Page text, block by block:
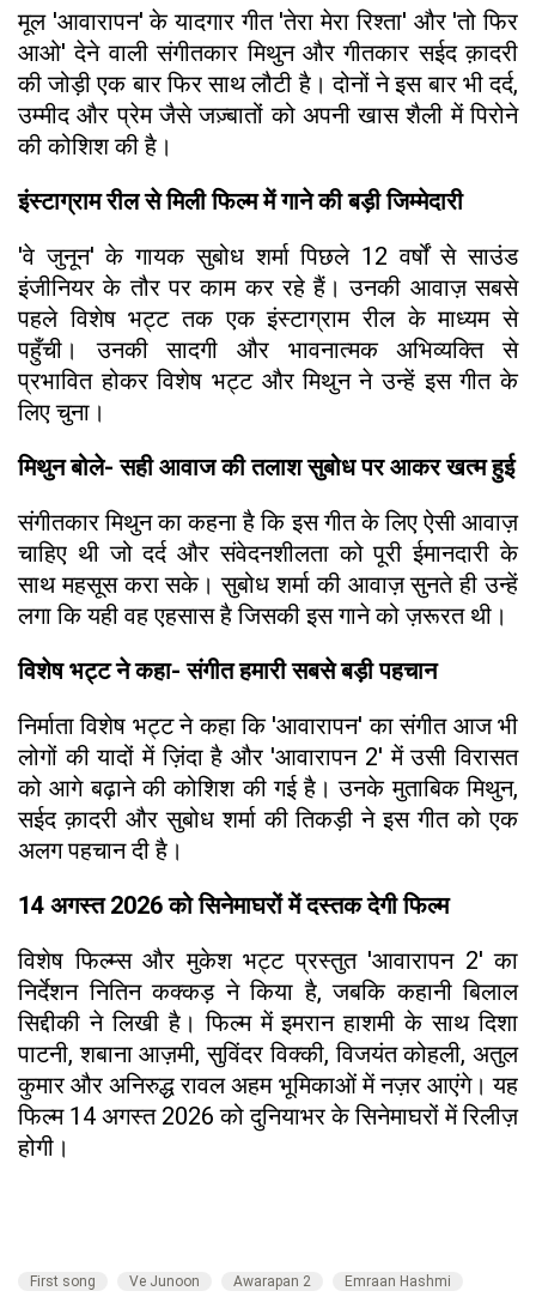
मूल 'आवारापन' के यादगार गीत 'तेरा मेरा रिश्ता' और 'तो फिर
आओ' देने वाली संगीतकार मिथुन और गीतकार सईद क़ादरी
की जोड़ी एक बार फिर साथ लौटी है। दोनों ने इस बार भी दर्द,
उम्मीद और प्रेम जैसे जज़्बातों को अपनी खास शैली में पिरोने
की कोशिश की है।
इंस्टाग्राम रील से मिली फिल्म में गाने की बड़ी जिम्मेदारी
'वे जुनून' के गायक सुबोध शर्मा पिछले 12 वर्षों से साउंड
इंजीनियर के तौर पर काम कर रहे हैं। उनकी आवाज़ सबसे
पहले विशेष भट्ट तक एक इंस्टाग्राम रील के माध्यम से
पहुँची। उनकी सादगी और भावनात्मक अभिव्यक्ति से
प्रभावित होकर विशेष भट्ट और मिथुन ने उन्हें इस गीत के
लिए चुना।
मिथुन बोले- सही आवाज की तलाश सुबोध पर आकर खत्म हुई
संगीतकार मिथुन का कहना है कि इस गीत के लिए ऐसी आवाज़
चाहिए थी जो दर्द और संवेदनशीलता को पूरी ईमानदारी के
साथ महसूस करा सके। सुबोध शर्मा की आवाज़ सुनते ही उन्हें
लगा कि यही वह एहसास है जिसकी इस गाने को ज़रूरत थी।
विशेष भट्ट ने कहा- संगीत हमारी सबसे बड़ी पहचान
निर्माता विशेष भट्ट ने कहा कि 'आवारापन' का संगीत आज भी
लोगों की यादों में ज़िंदा है और 'आवारापन 2' में उसी विरासत
को आगे बढ़ाने की कोशिश की गई है। उनके मुताबिक मिथुन,
सईद क़ादरी और सुबोध शर्मा की तिकड़ी ने इस गीत को एक
अलग पहचान दी है।
14 अगस्त 2026 को सिनेमाघरों में दस्तक देगी फिल्म
विशेष फिल्म्स और मुकेश भट्ट प्रस्तुत 'आवारापन 2' का
निर्देशन नितिन कक्कड़ ने किया है, जबकि कहानी बिलाल
सिद्दीकी ने लिखी है। फिल्म में इमरान हाशमी के साथ दिशा
पाटनी, शबाना आज़मी, सुविंदर विक्की, विजयंत कोहली, अतुल
कुमार और अनिरुद्ध रावल अहम भूमिकाओं में नज़र आएंगे। यह
फिल्म 14 अगस्त 2026 को दुनियाभर के सिनेमाघरों में रिलीज़
होगी।
First song Ve Junoon Awarapan 2 Emraan Hashmi